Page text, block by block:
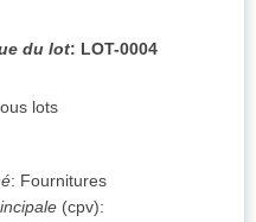
du lot: LOT-0004
lots
: Fournitures
(cpv):